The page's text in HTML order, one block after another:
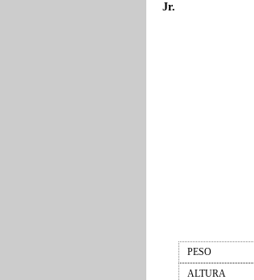
Jr.
PESO
ALTURA